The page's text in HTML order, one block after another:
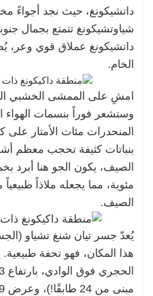
داتشيكونغ، حيث نجد أجواءً
شياوتشيكونغ تتمتع بجمال
داتشيكونغ عملاق قوي وعر،
الخام.
امشِ على الممشى الخشبي
وستشعر فوراً بنسمات الهواء
المنحدرات مئات الأمتار على
بنباتات كثيفة تحجب معظم
الصيف، يكون الجو هنا
مئوية، مما يجعله ملاذاً طبيعياً
الصيف.
يُعدّ جسر تيان شنغ تشياو
هذا المكان، فهو تحفة طبيعية.